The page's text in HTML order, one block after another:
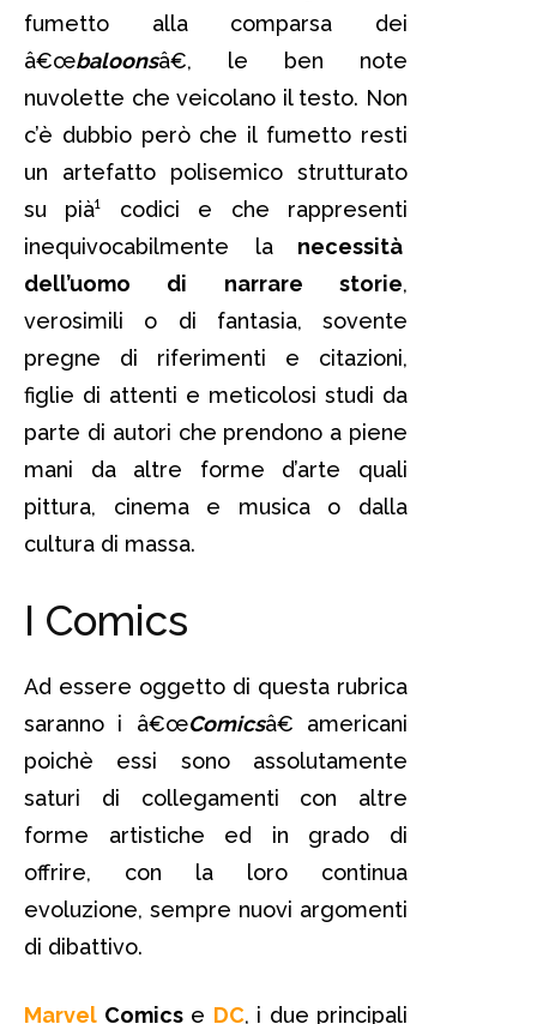
fumetto alla comparsa dei
â€œbaloonsâ€, le ben note
nuvolette che veicolano il testo. Non
c’è dubbio però che il fumetto resti
un artefatto polisemico strutturato
su pià¹ codici e che rappresenti
inequivocabilmente lanecessità
dell’uomo di narrare storie,
verosimili o di fantasia, sovente
pregne di riferimenti e citazioni,
figlie di attenti e meticolosi studi da
parte di autori che prendono a piene
mani da altre forme d’arte quali
pittura, cinema e musica o dalla
cultura di massa.
I Comics
Ad essere oggetto di questa rubrica
saranno i â€œComicsâ€ americani
poichè essi sono assolutamente
saturi di collegamenti con altre
forme artistiche ed in grado di
offrire, con la loro continua
evoluzione, sempre nuovi argomenti
di dibattivo.
Marvel Comicse DC, i due principali